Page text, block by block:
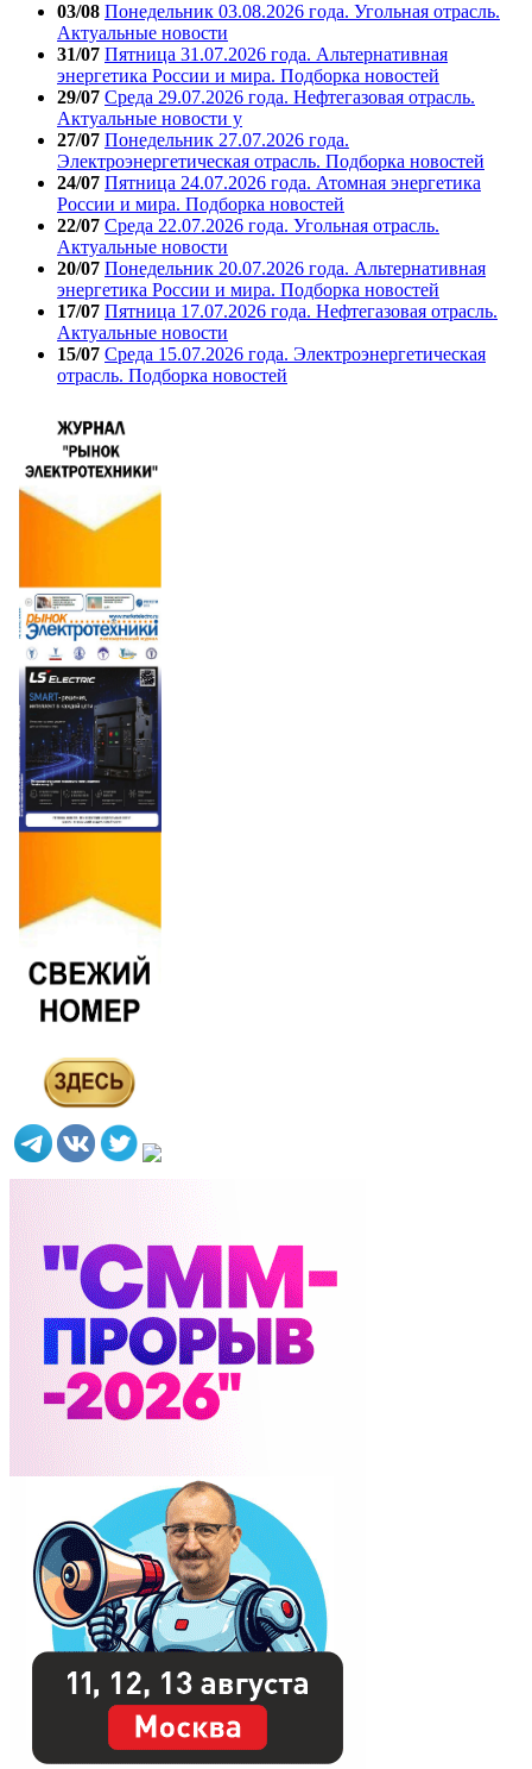
03/08 Понедельник 03.08.2026 года. Угольная отрасль.
Актуальные новости
31/07 Пятница 31.07.2026 года. Альтернативная
энергетика России и мира. Подборка новостей
29/07 Среда 29.07.2026 года. Нефтегазовая отрасль.
Актуальные новости у
27/07 Понедельник 27.07.2026 года.
Электроэнергетическая отрасль. Подборка новостей
24/07 Пятница 24.07.2026 года. Атомная энергетика
России и мира. Подборка новостей
22/07 Среда 22.07.2026 года. Угольная отрасль.
Актуальные новости
20/07 Понедельник 20.07.2026 года. Альтернативная
энергетика России и мира. Подборка новостей
17/07 Пятница 17.07.2026 года. Нефтегазовая отрасль.
Актуальные новости
15/07 Среда 15.07.2026 года. Электроэнергетическая
отрасль. Подборка новостей